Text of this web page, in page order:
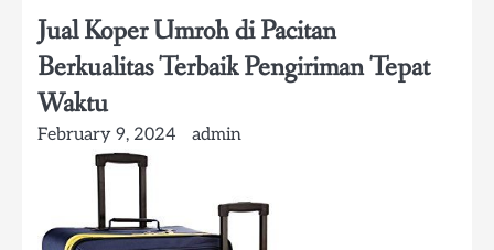
Jual Koper Umroh di Pacitan
Berkualitas Terbaik Pengiriman Tepat
Waktu
February 9, 2024 admin